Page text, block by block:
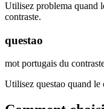
Utilisez problema quand
contraste.
questao
mot portugais du
Utilisez questao quand le